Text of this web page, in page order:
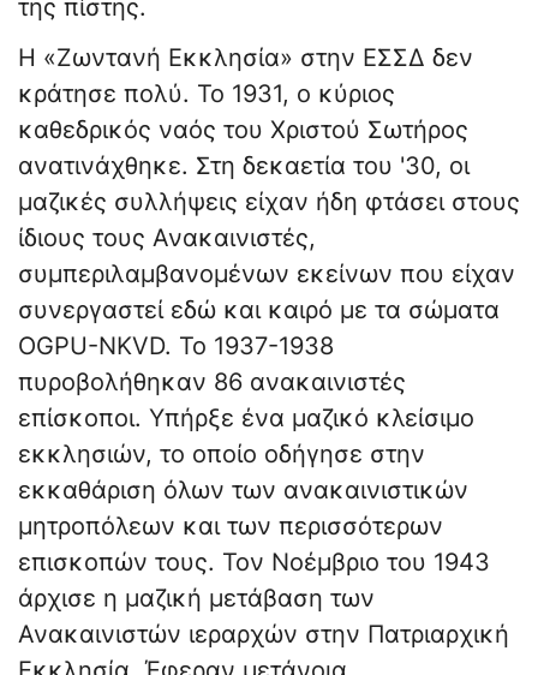
της πίστης.
Η «Ζωντανή Εκκλησία» στην ΕΣΣΔ δεν
κράτησε πολύ. Το 1931, ο κύριος
καθεδρικός ναός του Χριστού Σωτήρος
ανατινάχθηκε. Στη δεκαετία του '30, οι
μαζικές συλλήψεις είχαν ήδη φτάσει στους
ίδιους τους Ανακαινιστές,
συμπεριλαμβανομένων εκείνων που είχαν
συνεργαστεί εδώ και καιρό με τα σώματα
OGPU-NKVD. Το 1937-1938
πυροβολήθηκαν 86 ανακαινιστές
επίσκοποι. Υπήρξε ένα μαζικό κλείσιμο
εκκλησιών, το οποίο οδήγησε στην
εκκαθάριση όλων των ανακαινιστικών
μητροπόλεων και των περισσότερων
επισκοπών τους. Τον Νοέμβριο του 1943
άρχισε η μαζική μετάβαση των
Ανακαινιστών ιεραρχών στην Πατριαρχική